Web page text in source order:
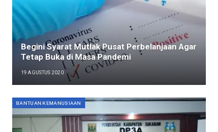
Begini Syarat Mutlak Pusat Perbelanjaan Agar
Tetap Buka di Masa Pandemi
19 AGUSTUS 2020
BANTUAN KEMANUSIAAN